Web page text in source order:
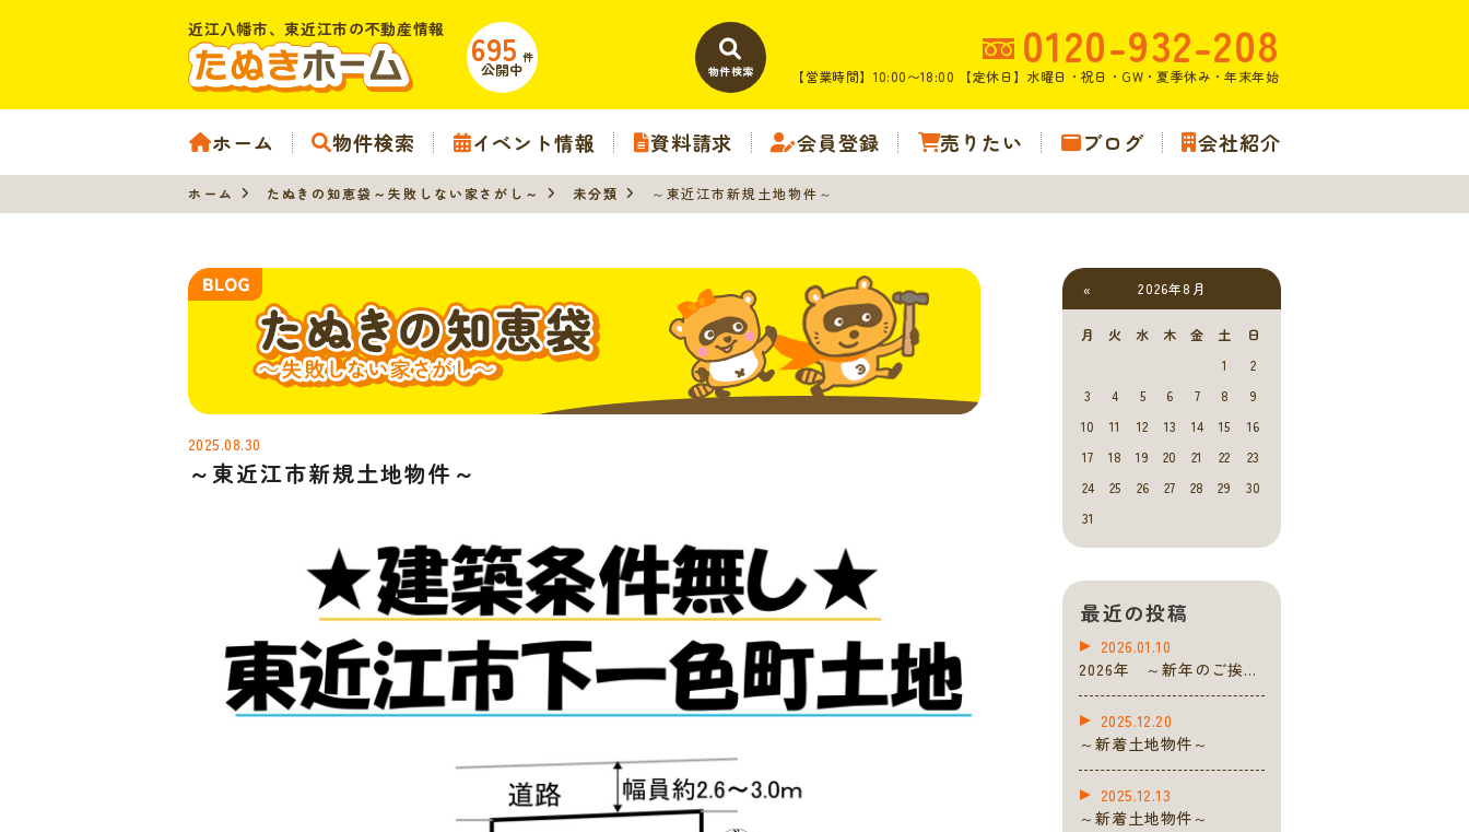
695 件
公開中
近江八幡市、東近江市の不動産情報
物件検索 0120-932-208
【営業時間】10:00〜18:00 【定休日】水曜日・祝日・GW・夏季休み・年末年始
ホーム 物件検索 イベント情報 資料請求 会員登録 売りたい ブログ 会社紹介
ホーム たぬきの知恵袋～失敗しない家さがし～ 未分類 ～東近江市新規土地物件～
2025.08.30
～東近江市新規土地物件～
2026年8月
月 火 水 木 金 土
日
1
2
3
4 5 6 7 8
9
10
11 12 13 14 15
16
17
18 19 20 21 22
23
24
25 26 27 28 29
30
31
«
最近の投稿
2026年 ～新年のご挨拶
2026.01.10
～新着土地物件～
2025.12.20
～新着土地物件～
2025.12.13